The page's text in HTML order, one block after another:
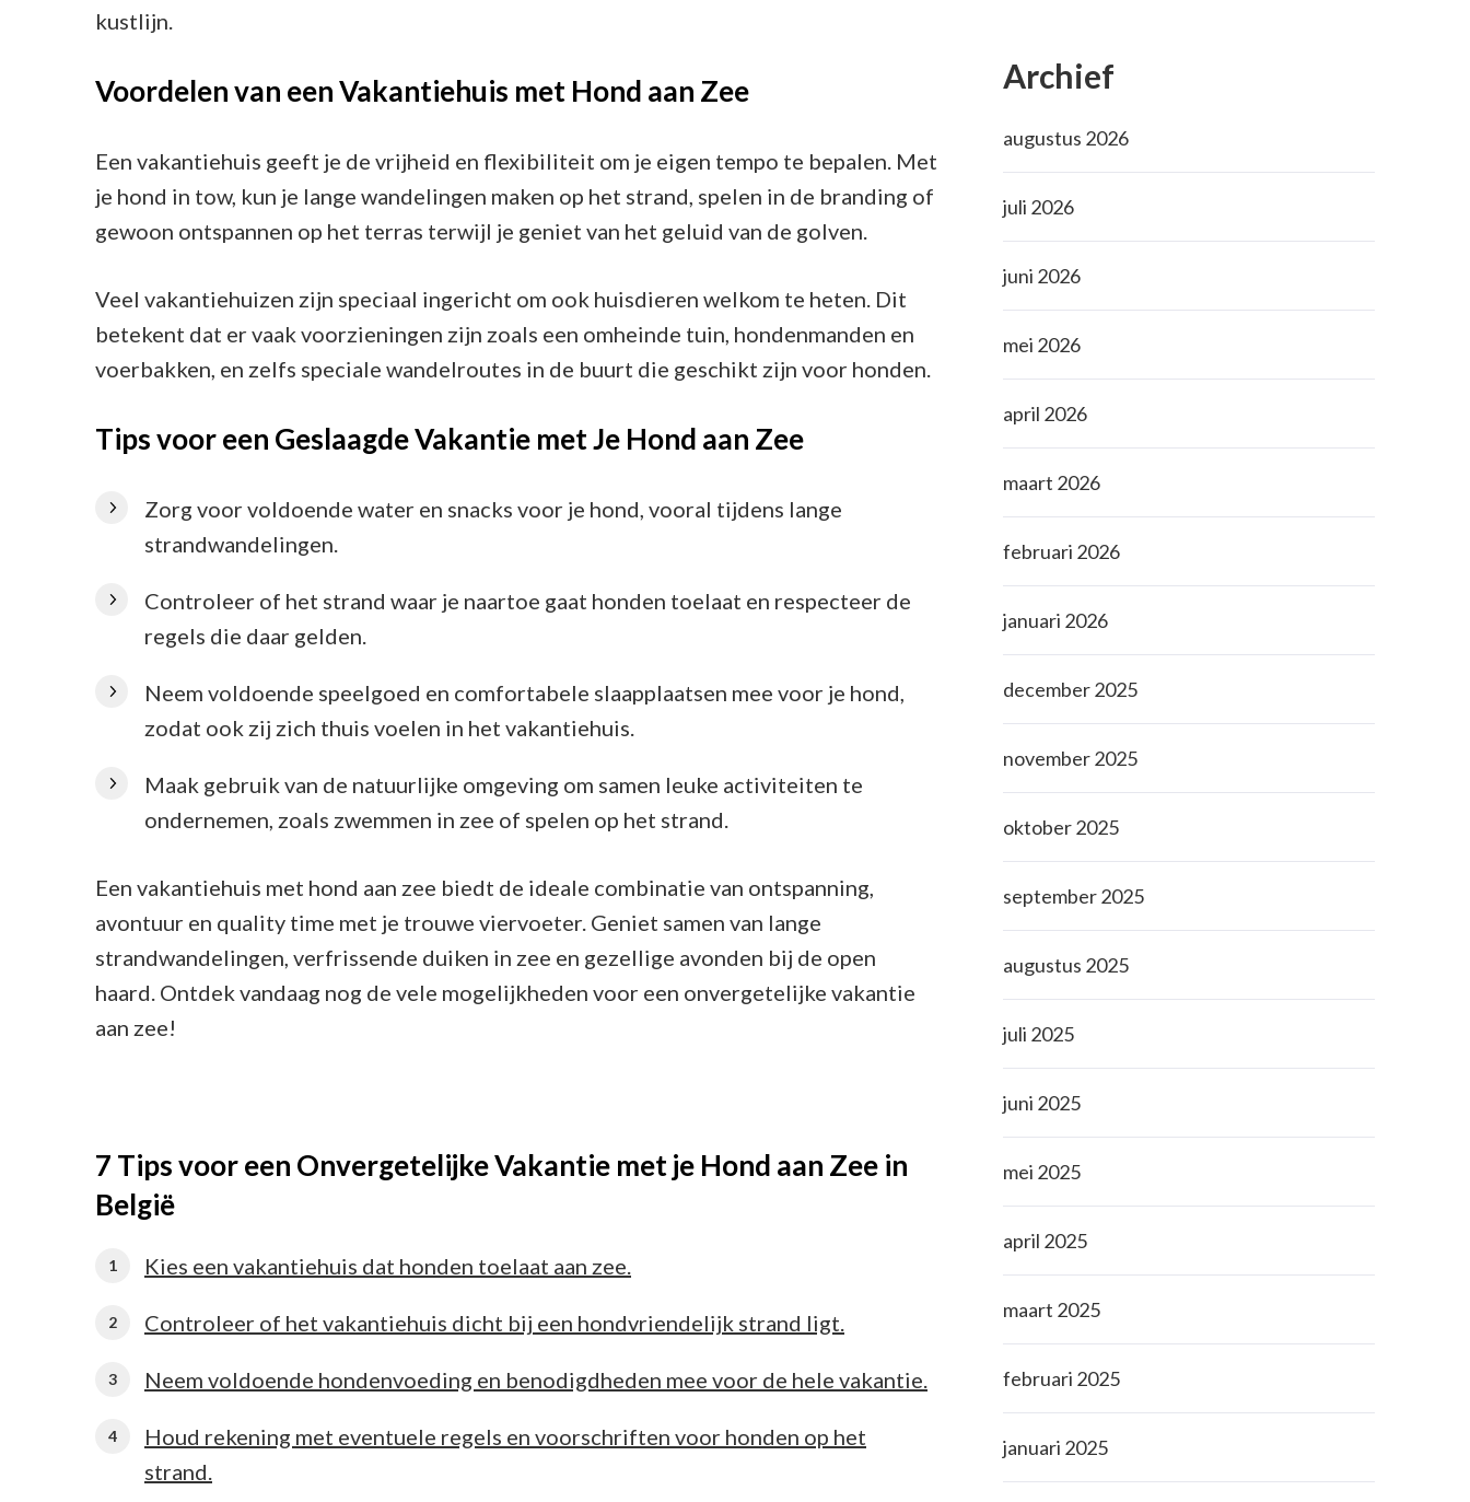
kustlijn.
Voordelen van een Vakantiehuis met Hond aan Zee
Een vakantiehuis geeft je de vrijheid en flexibiliteit om je eigen tempo te bepalen. Met
je hond in tow, kun je lange wandelingen maken op het strand, spelen in de branding of
gewoon ontspannen op het terras terwijl je geniet van het geluid van de golven.
Veel vakantiehuizen zijn speciaal ingericht om ook huisdieren welkom te heten. Dit
betekent dat er vaak voorzieningen zijn zoals een omheinde tuin, hondenmanden en
voerbakken, en zelfs speciale wandelroutes in de buurt die geschikt zijn voor honden.
Tips voor een Geslaagde Vakantie met Je Hond aan Zee
Zorg voor voldoende water en snacks voor je hond, vooral tijdens lange
strandwandelingen.
Controleer of het strand waar je naartoe gaat honden toelaat en respecteer de
regels die daar gelden.
Neem voldoende speelgoed en comfortabele slaapplaatsen mee voor je hond,
zodat ook zij zich thuis voelen in het vakantiehuis.
Maak gebruik van de natuurlijke omgeving om samen leuke activiteiten te
ondernemen, zoals zwemmen in zee of spelen op het strand.
Een vakantiehuis met hond aan zee biedt de ideale combinatie van ontspanning,
avontuur en quality time met je trouwe viervoeter. Geniet samen van lange
strandwandelingen, verfrissende duiken in zee en gezellige avonden bij de open
haard. Ontdek vandaag nog de vele mogelijkheden voor een onvergetelijke vakantie
aan zee!
7 Tips voor een Onvergetelijke Vakantie met je Hond aan Zee in
België
Kies een vakantiehuis dat honden toelaat aan zee.
Controleer of het vakantiehuis dicht bij een hondvriendelijk strand ligt.
Neem voldoende hondenvoeding en benodigdheden mee voor de hele vakantie.
Houd rekening met eventuele regels en voorschriften voor honden op het
strand.
Archief
augustus 2026
juli 2026
juni 2026
mei 2026
april 2026
maart 2026
februari 2026
januari 2026
december 2025
november 2025
oktober 2025
september 2025
augustus 2025
juli 2025
juni 2025
mei 2025
april 2025
maart 2025
februari 2025
januari 2025